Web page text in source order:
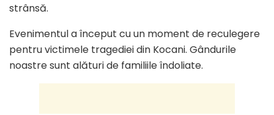
strânsă.
Evenimentul a început cu un moment de reculegere
pentru victimele tragediei din Kocani. Gândurile
noastre sunt alături de familiile îndoliate.